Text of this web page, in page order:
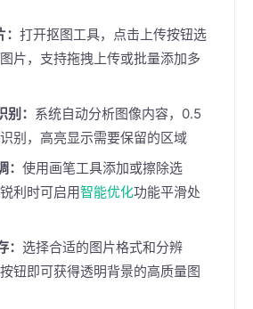
打开抠图工具，点击上传按钮选
片，支持拖拽上传或批量添加多
： 系统自动分析图像内容，0.5
别，高亮显示需要保留的区域
使用画笔工具添加或擦除选
利时可启用智能优化功能平滑处
选择合适的图片格式和分辨
钮即可获得透明背景的高质量图